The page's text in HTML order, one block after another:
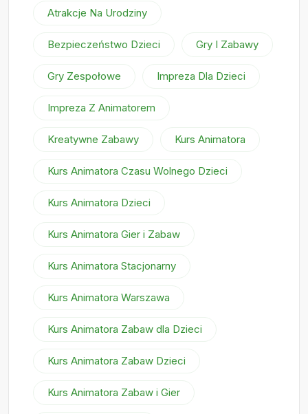
Atrakcje Na Urodziny
Bezpieczeństwo Dzieci Gry I Zabawy
Gry Zespołowe Impreza Dla Dzieci
Impreza Z Animatorem
Kreatywne Zabawy Kurs Animatora
Kurs Animatora Czasu Wolnego Dzieci
Kurs Animatora Dzieci
Kurs Animatora Gier i Zabaw
Kurs Animatora Stacjonarny
Kurs Animatora Warszawa
Kurs Animatora Zabaw dla Dzieci
Kurs Animatora Zabaw Dzieci
Kurs Animatora Zabaw i Gier